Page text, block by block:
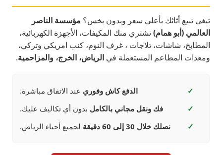
تبغى تبيع أثاثك بأعلى سعر وبدون بخس؟ مؤسسة الناصر
العالمي (أبو همام)تشتري منك المكيفات، الأجهزة الكهربائية،
المطابخ، شاشات، تلاجات ، غرف النوم، كنب امريكي وتركي،
ومعدات المطاعم المستعملة في الرياض، الخرج، والمزاحمية.
✓ الدفع كاش وفوري عند الاتفاق مباشرة.
✓
فك ونقل مجاني بالكامل بدون أي تكاليف عليك.
✓
نصلك خلال 30 إلى 60 دقيقة لجميع أحياء الرياض.